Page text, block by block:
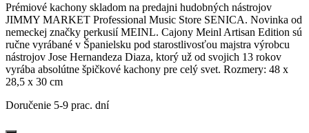
629,90 €.619,50 €.
Prémiové kachony skladom na predajni hudobných nástrojov
JIMMY MARKET Professional Music Store SENICA. Novinka od
nemeckej značky perkusií MEINL. Cajony Meinl Artisan Edition sú
ručne vyrábané v Španielsku pod starostlivosťou majstra výrobcu
nástrojov Jose Hernandeza Diaza, ktorý už od svojich 13 rokov
vyrába absolútne špičkové kachony pre celý svet. Rozmery: 48 x
28,5 x 30 cm
Doručenie 5-9 prac. dní